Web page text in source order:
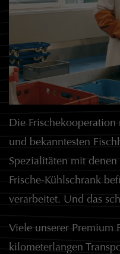
Die Frischekooperation
und bekanntesten
Spezialitäten mit
Frische-Kühlschrank
verarbeitet. Und das
Viele unserer Premium
kilometerlangen